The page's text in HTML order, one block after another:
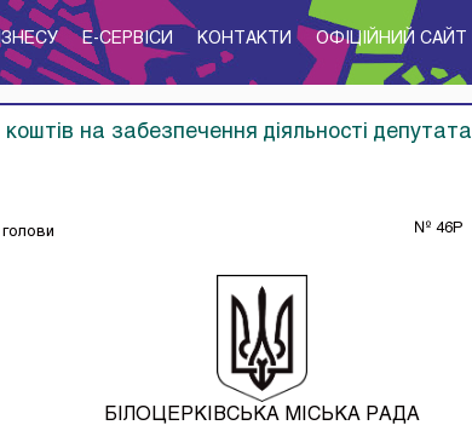
E-CЕРВІСИ КОНТАКТИ ОФІЦІЙНИЙ САЙТ
на забезпечення діяльності
№ 46Р
БІЛОЦЕРКІВСЬКА МІСЬКА РАДА